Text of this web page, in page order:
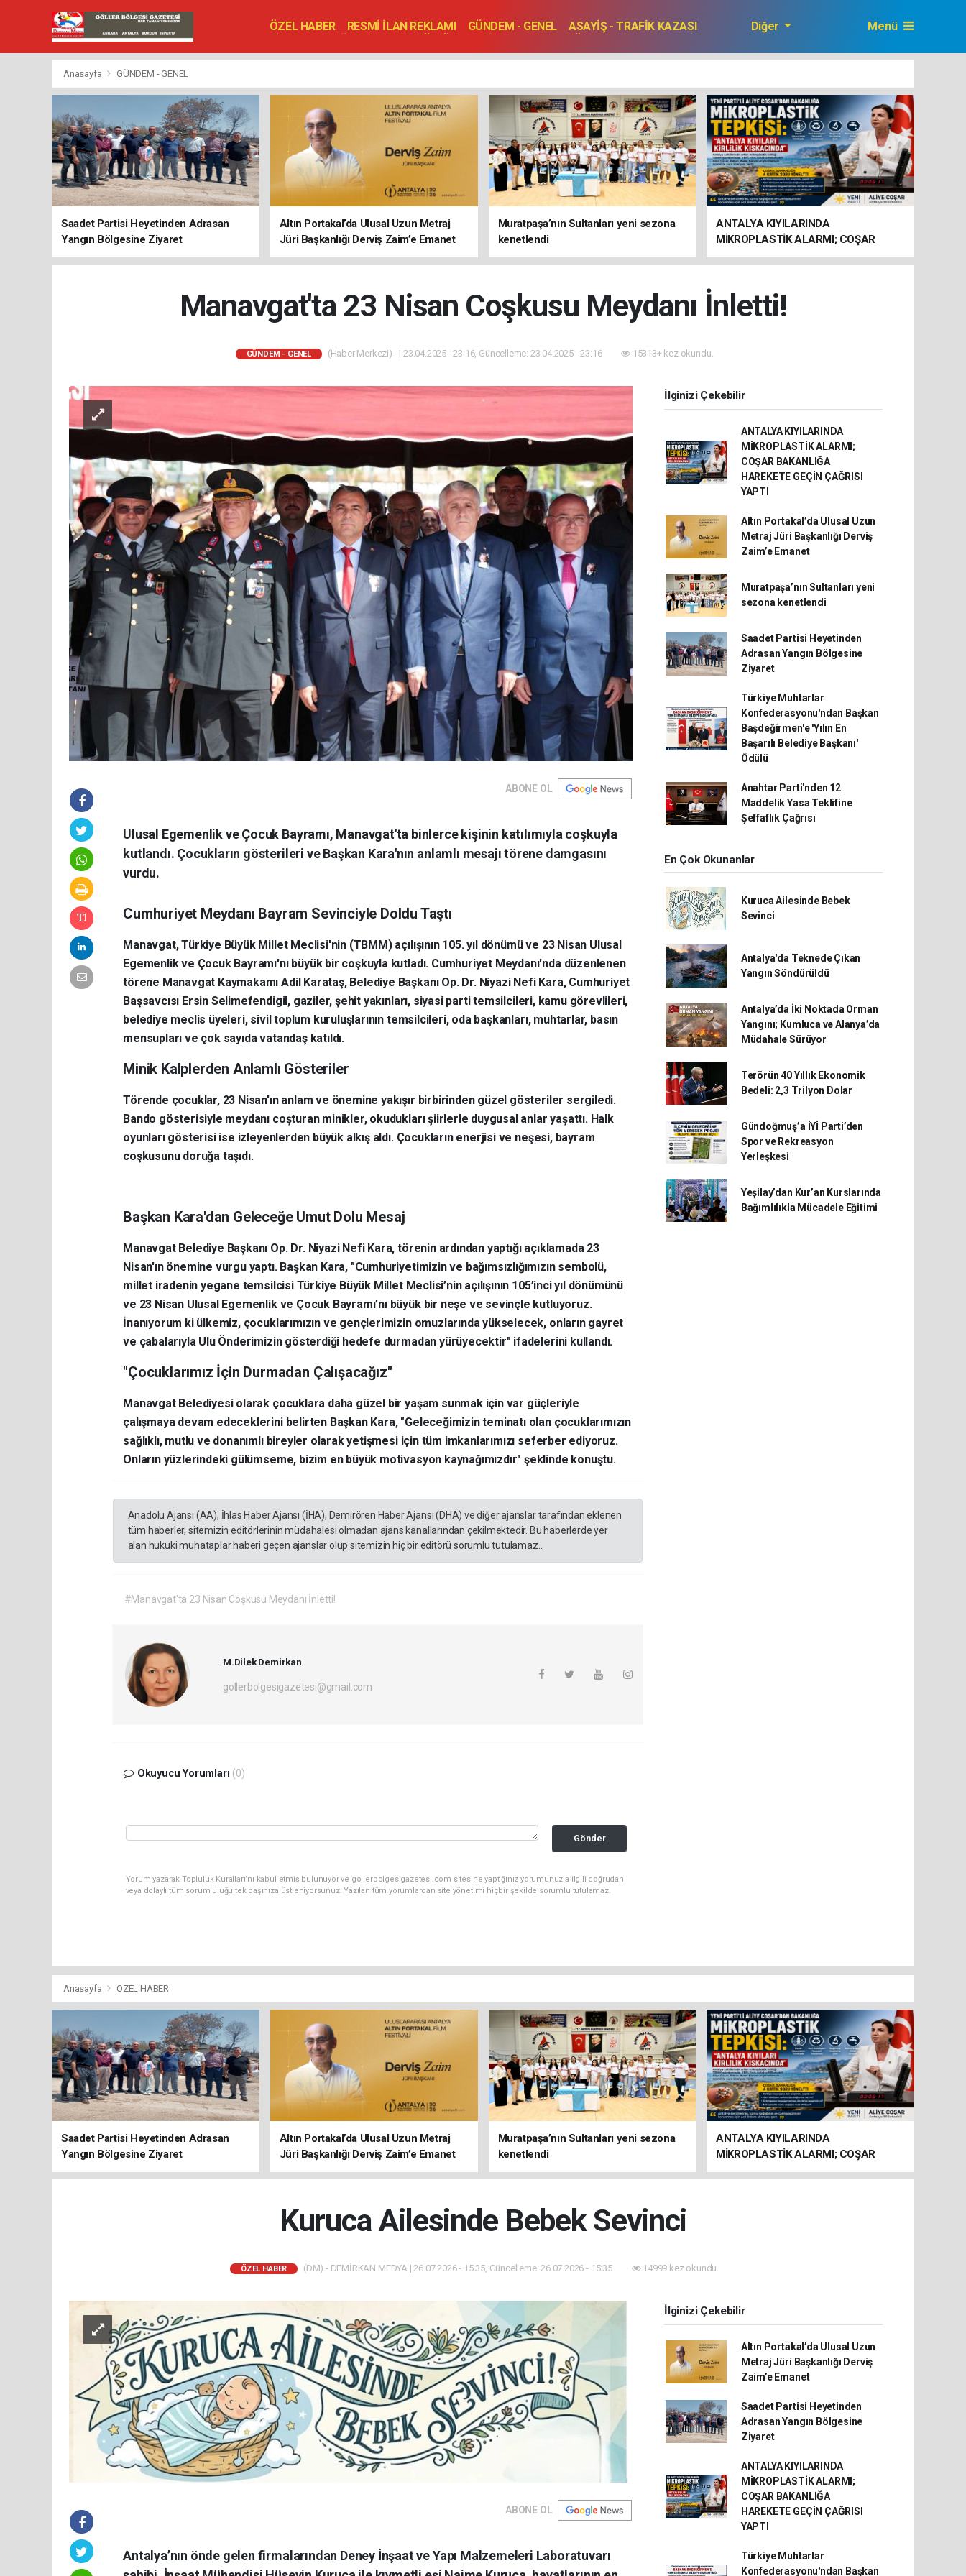
ÖZEL HABER RESMİ İLAN REKLAMI GÜNDEM - GENEL
ASAYİŞ - TRAFİK KAZASI
VEFAT EDENLER
TOPLANTI - DÜĞÜN
Diğer Menü
Anasayfa GÜNDEM - GENEL
Saadet Partisi Heyetinden Adrasan
Yangın Bölgesine Ziyaret
Altın Portakal’da Ulusal Uzun Metraj
Jüri Başkanlığı Derviş Zaim’e Emanet
Muratpaşa’nın Sultanları yeni sezona
kenetlendi
ANTALYA KIYILARINDA
MİKROPLASTİK ALARMI; COŞAR
BAKANLIĞA HAREKETE GEÇİN
Manavgat'ta 23 Nisan Coşkusu Meydanı İnletti!
GÜNDEM - GENEL (Haber Merkezi) - | 23.04.2025 - 23:16, Güncelleme: 23.04.2025 - 23:16 15313+ kez okundu.
ABONE OL
Ulusal Egemenlik ve Çocuk Bayramı, Manavgat'ta binlerce kişinin katılımıyla coşkuyla
kutlandı. Çocukların gösterileri ve Başkan Kara'nın anlamlı mesajı törene damgasını
vurdu.
Cumhuriyet Meydanı Bayram Sevinciyle Doldu Taştı
Manavgat, Türkiye Büyük Millet Meclisi'nin (TBMM) açılışının 105. yıl dönümü ve 23 Nisan Ulusal
Egemenlik ve Çocuk Bayramı'nı büyük bir coşkuyla kutladı. Cumhuriyet Meydanı'nda düzenlenen
törene Manavgat Kaymakamı Adil Karataş, Belediye Başkanı Op. Dr. Niyazi Nefi Kara, Cumhuriyet
Başsavcısı Ersin Selimefendigil, gaziler, şehit yakınları, siyasi parti temsilcileri, kamu görevlileri,
belediye meclis üyeleri, sivil toplum kuruluşlarının temsilcileri, oda başkanları, muhtarlar, basın
mensupları ve çok sayıda vatandaş katıldı.
Minik Kalplerden Anlamlı Gösteriler
Törende çocuklar, 23 Nisan'ın anlam ve önemine yakışır birbirinden güzel gösteriler sergiledi.
Bando gösterisiyle meydanı coşturan minikler, okudukları şiirlerle duygusal anlar yaşattı. Halk
oyunları gösterisi ise izleyenlerden büyük alkış aldı. Çocukların enerjisi ve neşesi, bayram
coşkusunu doruğa taşıdı.
Başkan Kara'dan Geleceğe Umut Dolu Mesaj
Manavgat Belediye Başkanı Op. Dr. Niyazi Nefi Kara, törenin ardından yaptığı açıklamada 23
Nisan'ın önemine vurgu yaptı. Başkan Kara, "Cumhuriyetimizin ve bağımsızlığımızın sembolü,
millet iradenin yegane temsilcisi Türkiye Büyük Millet Meclisi’nin açılışının 105’inci yıl dönümünü
ve 23 Nisan Ulusal Egemenlik ve Çocuk Bayramı’nı büyük bir neşe ve sevinçle kutluyoruz.
İnanıyorum ki ülkemiz, çocuklarımızın ve gençlerimizin omuzlarında yükselecek, onların gayret
ve çabalarıyla Ulu Önderimizin gösterdiği hedefe durmadan yürüyecektir" ifadelerini kullandı.
"Çocuklarımız İçin Durmadan Çalışacağız"
Manavgat Belediyesi olarak çocuklara daha güzel bir yaşam sunmak için var güçleriyle
çalışmaya devam edeceklerini belirten Başkan Kara, "Geleceğimizin teminatı olan çocuklarımızın
sağlıklı, mutlu ve donanımlı bireyler olarak yetişmesi için tüm imkanlarımızı seferber ediyoruz.
Onların yüzlerindeki gülümseme, bizim en büyük motivasyon kaynağımızdır" şeklinde konuştu.
Anadolu Ajansı (AA), İhlas Haber Ajansı (İHA), Demirören Haber Ajansı (DHA) ve diğer ajanslar tarafından eklenen
tüm haberler, sitemizin editörlerinin müdahalesi olmadan ajans kanallarından çekilmektedir. Bu haberlerde yer
alan hukuki muhataplar haberi geçen ajanslar olup sitemizin hiç bir editörü sorumlu tutulamaz...
#Manavgat'ta 23 Nisan Coşkusu Meydanı İnletti!
M.Dilek Demirkan
gollerbolgesigazetesi@gmail.com
Okuyucu Yorumları (0)
Gönder
Yorum yazarak Topluluk Kuralları’nı kabul etmiş bulunuyor ve gollerbolgesigazetesi.com sitesine yaptığınız yorumunuzla ilgili doğrudan
veya dolaylı tüm sorumluluğu tek başınıza üstleniyorsunuz. Yazılan tüm yorumlardan site yönetimi hiçbir şekilde sorumlu tutulamaz.
İlginizi Çekebilir
ANTALYA KIYILARINDA
MİKROPLASTİK ALARMI;
COŞAR BAKANLIĞA
HAREKETE GEÇİN ÇAĞRISI
YAPTI
Altın Portakal’da Ulusal Uzun
Metraj Jüri Başkanlığı Derviş
Zaim’e Emanet
Muratpaşa’nın Sultanları yeni
sezona kenetlendi
Saadet Partisi Heyetinden
Adrasan Yangın Bölgesine
Ziyaret
Türkiye Muhtarlar
Konfederasyonu'ndan Başkan
Başdeğirmen'e 'Yılın En
Başarılı Belediye Başkanı'
Ödülü
Anahtar Parti'nden 12
Maddelik Yasa Teklifine
Şeffaflık Çağrısı
En Çok Okunanlar
Kuruca Ailesinde Bebek
Sevinci
Antalya'da Teknede Çıkan
Yangın Söndürüldü
Antalya’da İki Noktada Orman
Yangını; Kumluca ve Alanya’da
Müdahale Sürüyor
Terörün 40 Yıllık Ekonomik
Bedeli: 2,3 Trilyon Dolar
Gündoğmuş’a İYİ Parti’den
Spor ve Rekreasyon
Yerleşkesi
Yeşilay’dan Kur’an Kurslarında
Bağımlılıkla Mücadele Eğitimi
Anasayfa ÖZEL HABER
Saadet Partisi Heyetinden Adrasan
Yangın Bölgesine Ziyaret
Altın Portakal’da Ulusal Uzun Metraj
Jüri Başkanlığı Derviş Zaim’e Emanet
Muratpaşa’nın Sultanları yeni sezona
kenetlendi
ANTALYA KIYILARINDA
MİKROPLASTİK ALARMI; COŞAR
BAKANLIĞA HAREKETE GEÇİN
Kuruca Ailesinde Bebek Sevinci
ÖZEL HABER (DM) - DEMİRKAN MEDYA | 26.07.2026 - 15:35, Güncelleme: 26.07.2026 - 15:35 14999 kez okundu.
ABONE OL
Antalya’nın önde gelen firmalarından Deney İnşaat ve Yapı Malzemeleri Laboratuvarı
İlginizi Çekebilir
Altın Portakal’da Ulusal Uzun
Metraj Jüri Başkanlığı Derviş
Zaim’e Emanet
Saadet Partisi Heyetinden
Adrasan Yangın Bölgesine
Ziyaret
ANTALYA KIYILARINDA
MİKROPLASTİK ALARMI;
COŞAR BAKANLIĞA
HAREKETE GEÇİN ÇAĞRISI
YAPTI
Türkiye Muhtarlar
Konfederasyonu'ndan Başkan